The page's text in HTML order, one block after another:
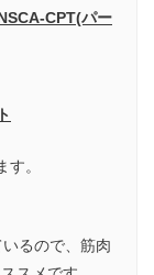
CPT(パー
。
るので、筋肉